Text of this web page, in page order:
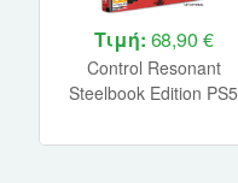
Τιμή: 68,90 €
Control Resonant
Steelbook Edition PS5